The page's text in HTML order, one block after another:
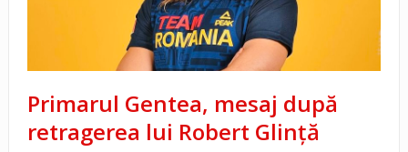
Primarul Gentea, mesaj după
retragerea lui Robert Glință